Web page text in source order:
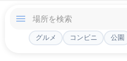
グルメ コンビニ 公園